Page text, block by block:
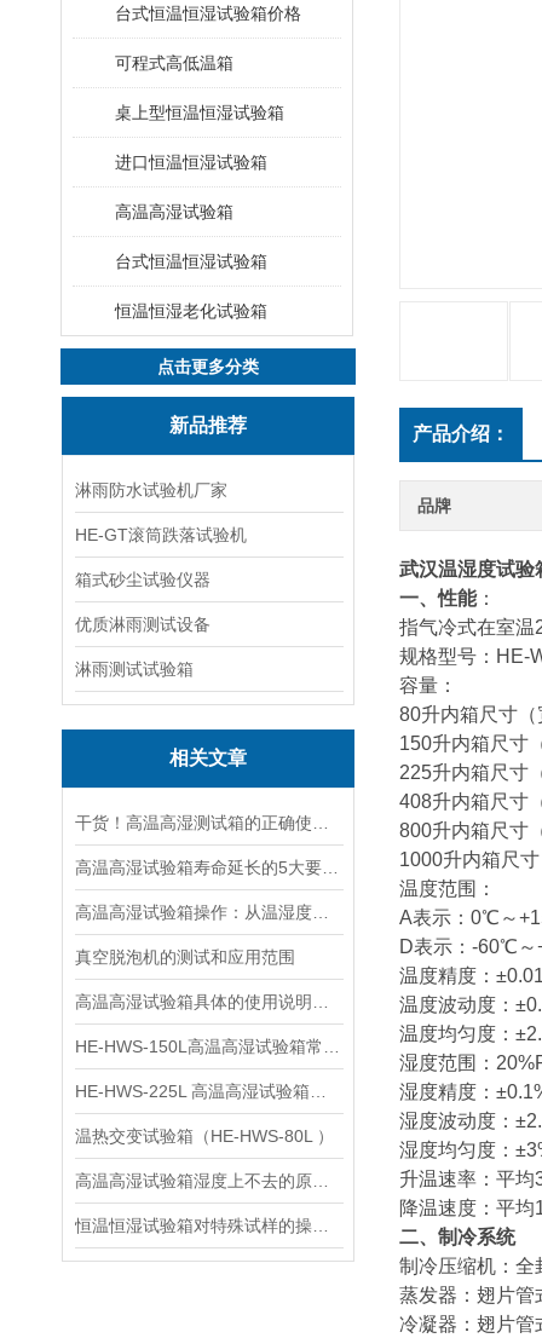
台式恒温恒湿试验箱价格
可程式高低温箱
桌上型恒温恒湿试验箱
进口恒温恒湿试验箱
高温高湿试验箱
台式恒温恒湿试验箱
恒温恒湿老化试验箱
点击更多分类
新品推荐
淋雨防水试验机厂家
HE-GT滚筒跌落试验机
箱式砂尘试验仪器
优质淋雨测试设备
淋雨测试试验箱
相关文章
真空脱泡机的测试和应用范围
温热交变试验箱（HE-HWS-80L ）
产品介绍：
品牌
武汉温湿度试验
一、性能：
指气冷式在室
规格型号： HE-
容量：
80升内箱尺寸
150升内箱尺寸
225升内箱尺寸
408升内箱尺寸
800升内箱尺寸
1000升内箱尺
温度范围：
A表示：0℃～
D表示：-60℃
温度精度：
温度波动度：
温度均匀度：
湿度范围：
湿度精度：
湿度波动度：
湿度均匀度：
升温速率：平均
降温速度：平均
二、制冷系统
制冷压缩机：全
蒸发器：翅片管
冷凝器：翅片管